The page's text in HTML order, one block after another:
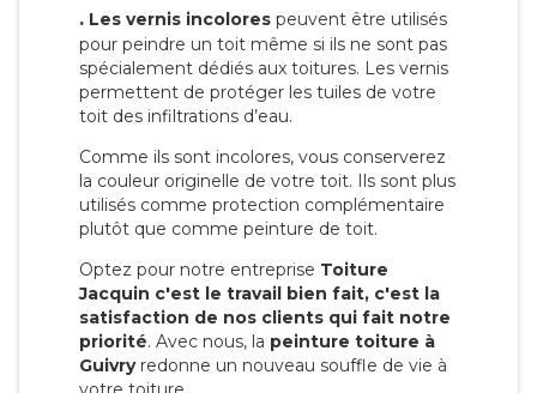
. Les vernis incolores peuvent être utilisés
pour peindre un toit même si ils ne sont pas
spécialement dédiés aux toitures. Les vernis
permettent de protéger les tuiles de votre
toit des infiltrations d’eau.
Comme ils sont incolores, vous conserverez
la couleur originelle de votre toit. Ils sont plus
utilisés comme protection complémentaire
plutôt que comme peinture de toit.
Optez pour notre entreprise Toiture
Jacquin c'est le travail bien fait, c'est la
satisfaction de nos clients qui fait notre
priorité. Avec nous, la peinture toiture à
Guivryredonne un nouveau souffle de vie à